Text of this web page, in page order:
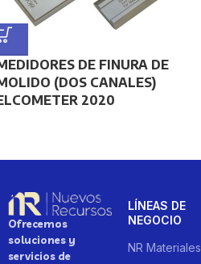
DE FINURA DE
(DOS CANALES)
2020
Ofrecemos
soluciones y
servicios de
LÍNEAS DE
NEGOCIO
NR Materiales